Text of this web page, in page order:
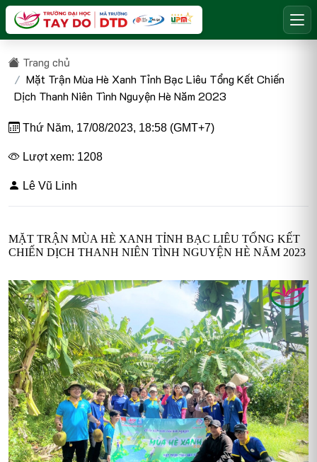
Trang chủ
Mặt Trận Mùa Hè Xanh Tỉnh Bạc Liêu Tổng Kết Chiến
Dịch Thanh Niên Tình Nguyện Hè Năm 2023
Thứ Năm, 17/08/2023, 18:58 (GMT+7)
Lượt xem: 1208
Lê Vũ Linh
MẶT TRẬN MÙA HÈ XANH TỈNH BẠC LIÊU TỔNG KẾT
CHIẾN DỊCH THANH NIÊN TÌNH NGUYỆN HÈ NĂM 2023